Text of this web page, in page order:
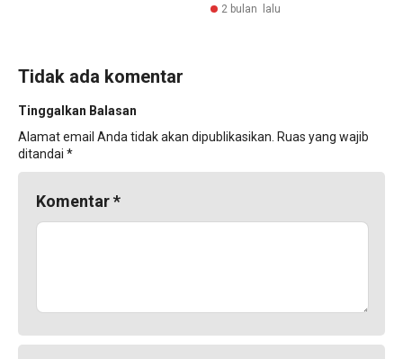
2 bulan lalu
Tidak ada komentar
Tinggalkan Balasan
Alamat email Anda tidak akan dipublikasikan. Ruas yang wajib
ditandai *
Komentar*